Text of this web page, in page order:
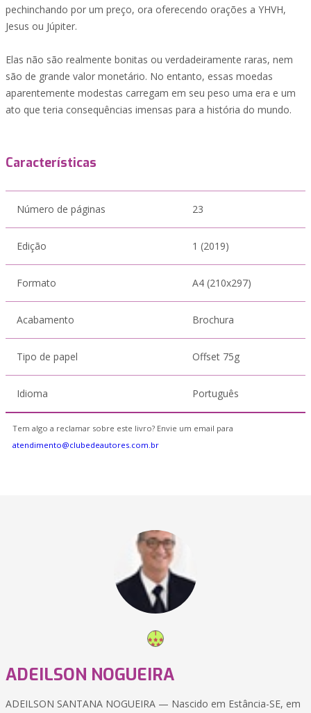
pechinchando por um preço, ora oferecendo orações a YHVH,
Jesus ou Júpiter.
Elas não são realmente bonitas ou verdadeiramente raras, nem
são de grande valor monetário. No entanto, essas moedas
aparentemente modestas carregam em seu peso uma era e um
ato que teria consequências imensas para a história do mundo.
Características
Número de páginas 23
Edição 1 (2019)
Formato A4 (210x297)
Acabamento Brochura
Tipo de papel Offset 75g
Idioma Português
Tem algo a reclamar sobre este livro? Envie um email para
atendimento@clubedeautores.com.br
ADEILSON NOGUEIRA
ADEILSON SANTANA NOGUEIRA — Nascido em Estância-SE, em